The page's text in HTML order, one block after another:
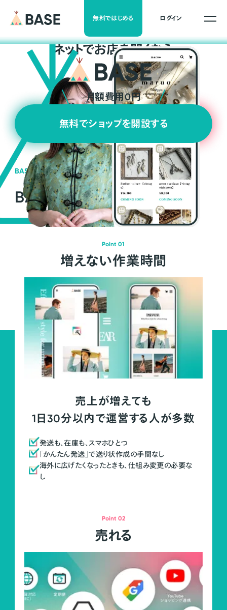
無料ではじめる ログイン
ネットでお店を開くなら
月額費用0円
無料でショップを開設する
BASEの強み
BASEが強い3つの理由
Point 01
増えない作業時間
売上が増えても
1日30分以内で運営する人が多数
発送も、在庫も、スマホひとつ
「かんたん発送」で送り状作成の手間なし
海外に広げたくなったときも、仕組み変更の必要な
し
Point 02
売れる